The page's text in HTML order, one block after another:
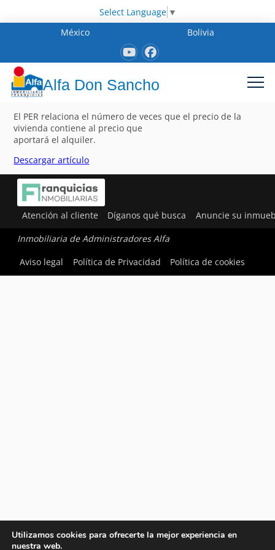
Select Language ▼
México
Bolivia
Alfa Don Sancho
El PER relaciona el número de veces que el precio de la
vivienda contiene al precio que
aportará el alquiler.
Descargar artículo
Atención al cliente Díganos qué busca Anuncie su
Inmobiliaria de Administradores Alfa
Aviso legal
Política de Privacidad Política de cookies
Utilizamos cookies para ofrecerte la mejor experiencia en
nuestra web.